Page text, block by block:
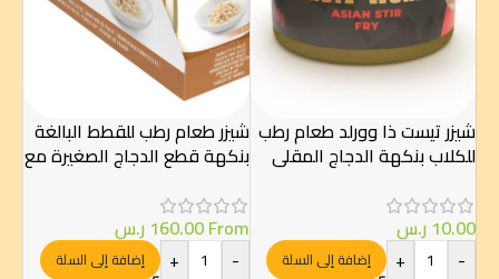
شيزر تيست ذا وورلد طعام رطب
للكلاب بنكهة الدجاج المقلي
10.00 ر.س
-
+ إضافة إلى السلة
شيزر طعام رطب للقطط البالغة
بنكهة قطع الدجاج الصغيرة مع
From
160.00 ر.س
-
+ إضافة إلى السلة